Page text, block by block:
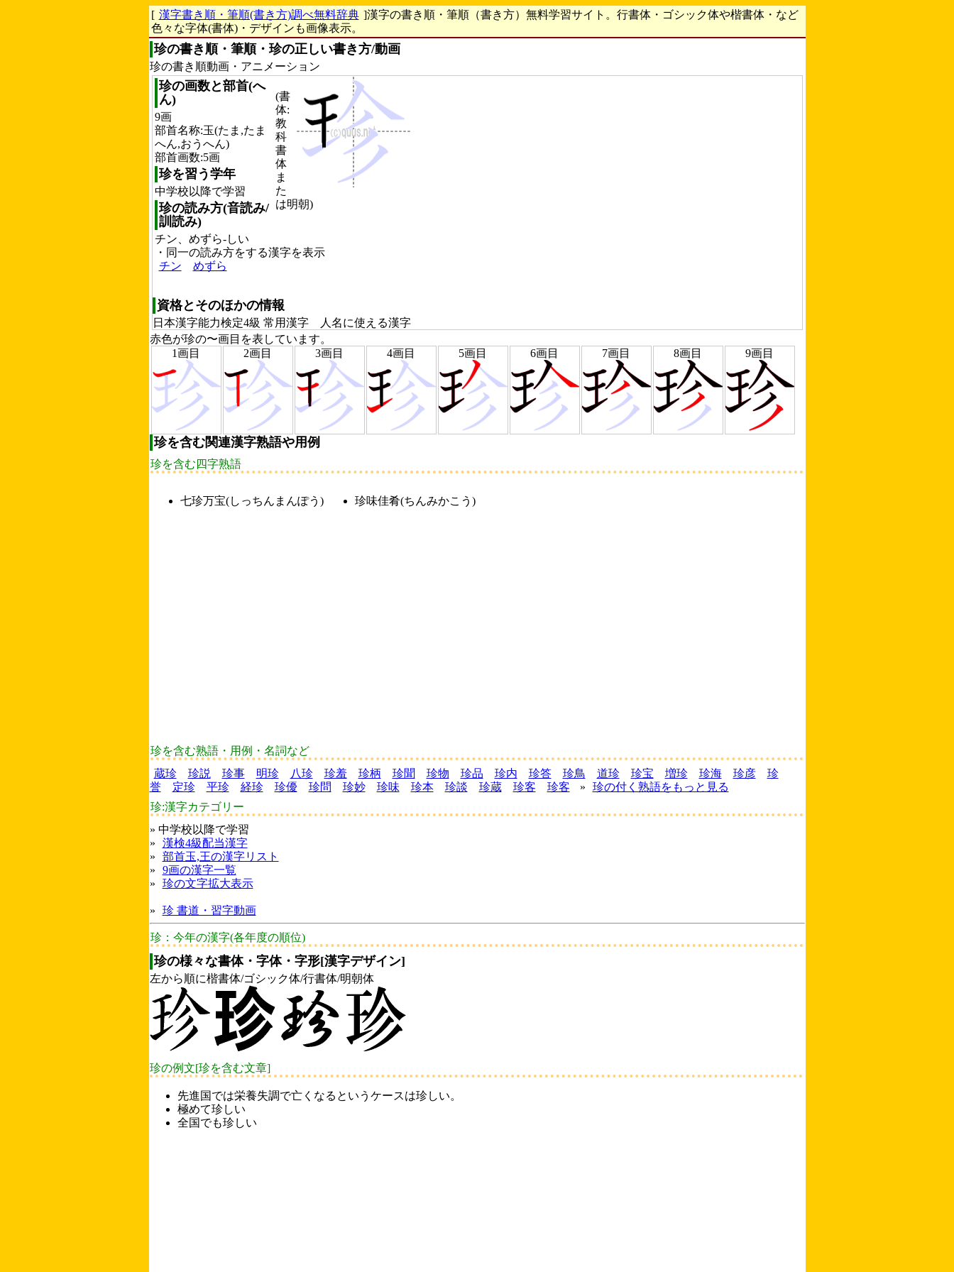
[ 漢字書き順・筆順(書き方)調べ無料辞典 ]漢字の書き順・筆順（書き方）無料学習サイト。行書体・ゴシック体や楷書体・など
色々な字体(書体)・デザインも画像表示。
珍の書き順・筆順・珍の正しい書き方/動画
珍の書き順動画・アニメーション
(書
体:
教
科
書
体
ま
た
は明朝)
珍の画数と部首(へ
ん)
9画
部首名称:玉(たま,たま
へん,おうへん)
部首画数:5画
珍を習う学年
中学校以降で学習
珍の読み方(音読み/
訓読み)
チン、めずら-しい
・同一の読み方をする漢字を表示
チン
めずら
資格とそのほかの情報
日本漢字能力検定4級 常用漢字 人名に使える漢字
赤色が珍の〜画目を表しています。
1画目
2画目 3画目 4画目 5画目 6画目 7画目 8画目 9画目
珍を含む関連漢字熟語や用例
珍を含む四字熟語
七珍万宝(しっちんまんぽう) 珍味佳肴(ちんみかこう)
珍を含む熟語・用例・名詞など
蔵珍
珍説 珍事 明珍 八珍 珍羞 珍柄 珍聞 珍物 珍品 珍内 珍答 珍鳥 道珍 珍宝 増珍 珍海 珍彦
珍
誉
定珍 平珍 経珍 珍優 珍問 珍妙 珍味 珍本 珍談 珍蔵 珍客 珍客 »
珍の付く熟語をもっと見る
珍:漢字カテゴリー
» 中学校以降で学習
»
漢検4級配当漢字
»
部首玉,王の漢字リスト
»
9画の漢字一覧
»
珍の文字拡大表示
» 珍 書道・習字動画
珍：今年の漢字(各年度の順位)
珍の様々な書体・字体・字形[漢字デザイン]
左から順に楷書体/ゴシック体/行書体/明朝体
珍の例文[珍を含む文章]
先進国では栄養失調で亡くなるというケースは珍しい。
極めて珍しい
全国でも珍しい